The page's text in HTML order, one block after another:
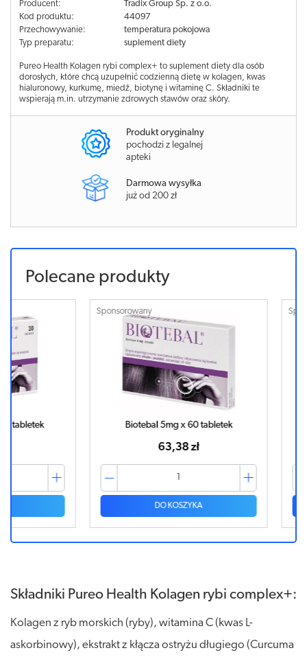
Producent:
Tradix Group Sp. z o.o.
Kod produktu:
44097
Przechowywanie:
temperatura pokojowa
Typ preparatu:
suplement diety
Pureo Health Kolagen rybi complex+ to suplement diety dla osób
dorosłych, które chcą uzupełnić codzienną dietę w kolagen, kwas
hialuronowy, kurkumę, miedź, biotynę i witaminę C. Składniki te
wspierają m.in. utrzymanie zdrowych stawów oraz skóry.
Produkt oryginalny
pochodzi z legalnej
apteki
Darmowa wysyłka
już od 200 zł
Polecane produkty
Sponsorowany
Biotebal 5mg x 60 tabletek
63,38 zł
DO KOSZYKA
Składniki Pureo Health Kolagen rybi complex+:
Kolagen z ryb morskich (ryby), witamina C (kwas L-
askorbinowy), ekstrakt z kłącza ostryżu długiego (Curcuma